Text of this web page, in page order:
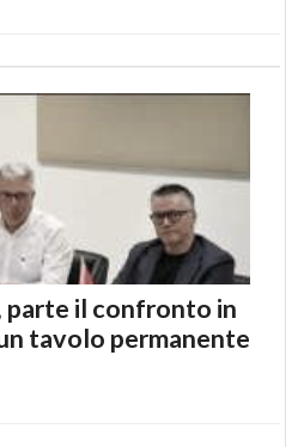
parte il confronto in
tavolo permanente